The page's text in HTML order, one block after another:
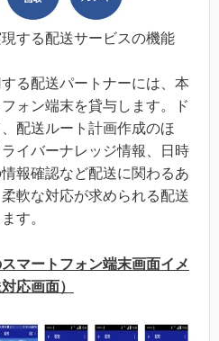
する配送サービスの機能
る配送パートナーには、本
ォン端末を貸与します。ド
配送ルート計画作成のほ
イバーナレッジ情報、日時
報確認など配送に関わるあ
軟な対応が求められる配送
す。
マートフォン端末画面イメ
応画面）